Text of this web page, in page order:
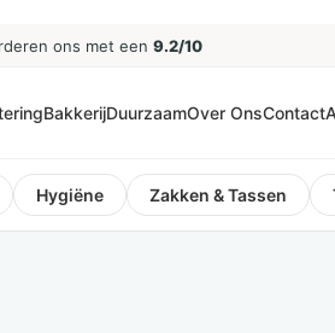
ons met een 9.2/10
BakkerijDuurzaamOver OnsContact
Hygiëne Zakken & Tassen